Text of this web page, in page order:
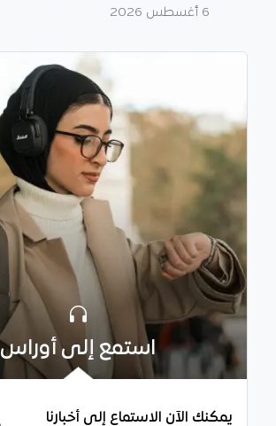
6 أغسطس 2026
استمع إلى أوراس
يمكنك الآن الاستماع إلى أخبارنا